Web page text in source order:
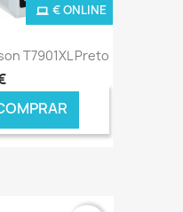
T7901XL Preto
€ ONLINE